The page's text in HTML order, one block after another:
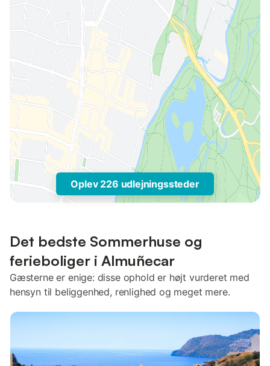
Oplev 226 udlejningssteder
Det bedste Sommerhuse og
ferieboliger i Almuñecar
Gæsterne er enige: disse ophold er højt vurderet med
hensyn til beliggenhed, renlighed og meget mere.